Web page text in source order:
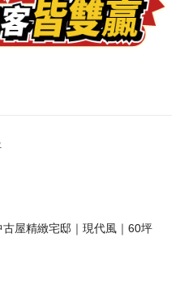
屋精緻宅邸｜現代風｜60坪